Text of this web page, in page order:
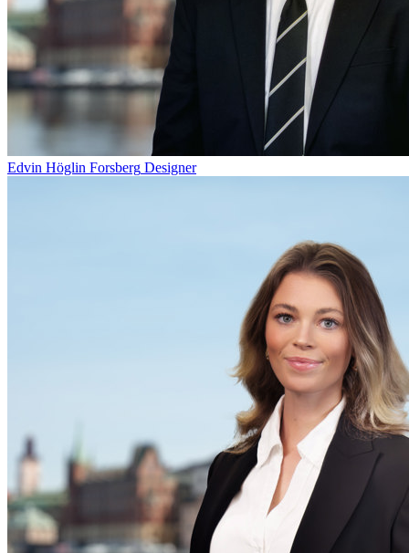
Edvin Höglin Forsberg Designer